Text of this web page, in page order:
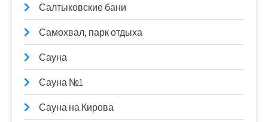
Салтыковские бани
Самохвал, парк отдыха
Сауна
Сауна №1
Сауна на Кирова